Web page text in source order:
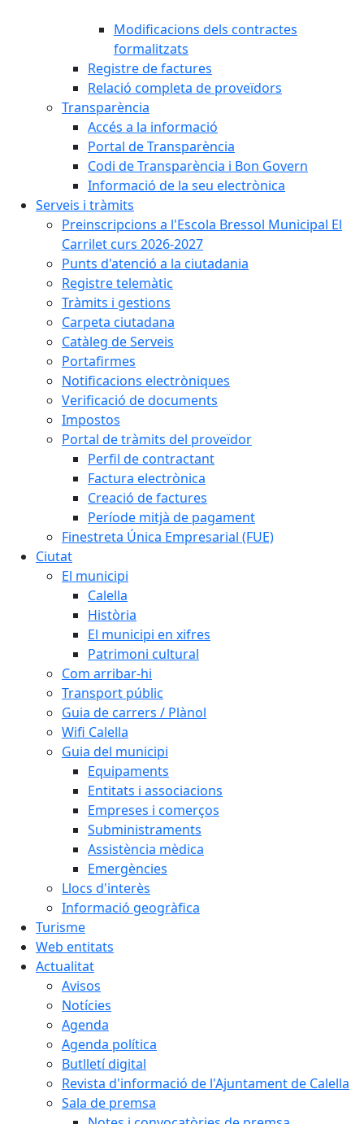
Modificacions dels contractes
formalitzats
Registre de factures
Relació completa de proveïdors
Transparència
Accés a la informació
Portal de Transparència
Codi de Transparència i Bon Govern
Informació de la seu electrònica
Serveis i tràmits
Preinscripcions a l'Escola Bressol Municipal El
Carrilet curs 2026-2027
Punts d'atenció a la ciutadania
Registre telemàtic
Tràmits i gestions
Carpeta ciutadana
Catàleg de Serveis
Portafirmes
Notificacions electròniques
Verificació de documents
Impostos
Portal de tràmits del proveïdor
Perfil de contractant
Factura electrònica
Creació de factures
Període mitjà de pagament
Finestreta Única Empresarial (FUE)
Ciutat
El municipi
Calella
Història
El municipi en xifres
Patrimoni cultural
Com arribar-hi
Transport públic
Guia de carrers / Plànol
Wifi Calella
Guia del municipi
Equipaments
Entitats i associacions
Empreses i comerços
Subministraments
Assistència mèdica
Emergències
Llocs d'interès
Informació geogràfica
Turisme
Web entitats
Actualitat
Avisos
Notícies
Agenda
Agenda política
Butlletí digital
Revista d'informació de l'Ajuntament de Calella
Sala de premsa